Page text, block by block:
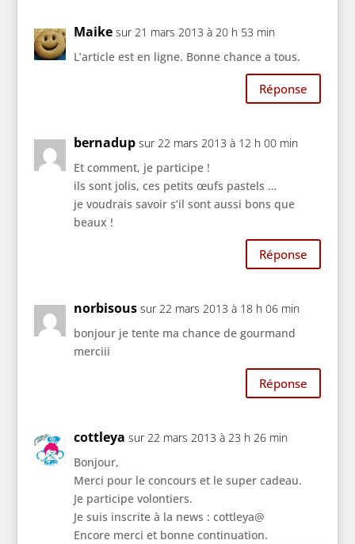
Maike sur 21 mars 2013 à 20 h 53 min
L’article est en ligne. Bonne chance a tous.
Réponse
bernadup sur 22 mars 2013 à 12 h 00 min
Et comment, je participe !
ils sont jolis, ces petits œufs pastels …
je voudrais savoir s’il sont aussi bons que
beaux !
Réponse
norbisous sur 22 mars 2013 à 18 h 06 min
bonjour je tente ma chance de gourmand
merciii
Réponse
cottleya sur 22 mars 2013 à 23 h 26 min
Bonjour,
Merci pour le concours et le super cadeau.
Je participe volontiers.
Je suis inscrite à la news : cottleya@
Encore merci et bonne continuation.